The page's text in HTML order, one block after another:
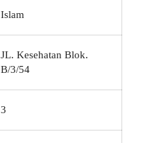
Islam
JL. Kesehatan Blok.
B/3/54
3